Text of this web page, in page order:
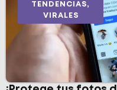
TENDENCIAS,
VIRALES